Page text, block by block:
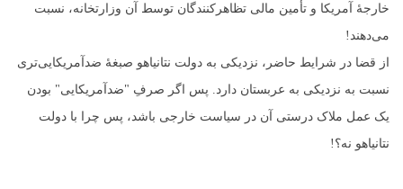
خارجۀ آمریکا و تأمین مالی تظاهرکنندگان توسط آن وزارتخانه، نسبت
می‌دهند!
از قضا در شرایط حاضر، نزدیکی به دولت نتانیاهو صبغۀ ضدآمریکایی‌تری
نسبت به نزدیکی به عربستان دارد. پس اگر صرفِ "ضدآمریکایی" بودن
یک عمل ملاک درستی آن در سیاست خارجی باشد، پس چرا با دولت
نتانیاهو نه؟!